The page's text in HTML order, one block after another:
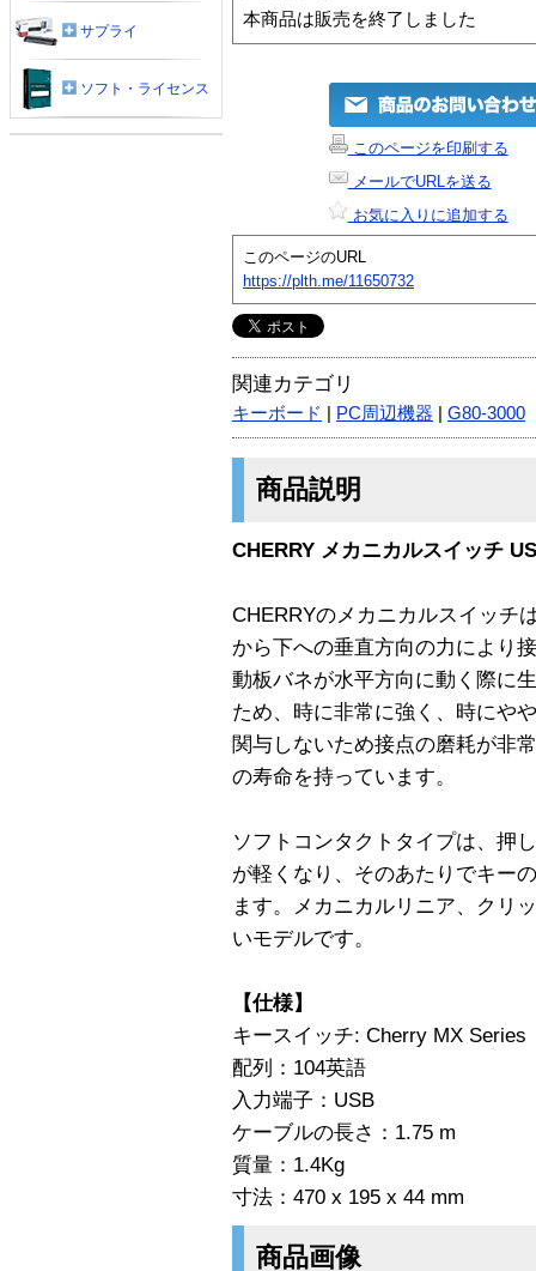
本商品は販売を終了しました
このページを印刷する
メールでURLを送る
お気に入りに追加する
このページのURL
https://plth.me/11650732
関連カテゴリ
キーボード PC周辺機器 G80-3000
商品説明
CHERRY メカニカルスイッチ
CHERRYのメカニカルスイッチ
から下への垂直方向の力により
動板バネが水平方向に動く際に
ため、時に非常に強く、時にや
関与しないため接点の磨耗が非
の寿命を持っています。
ソフトコンタクトタイプは、押
が軽くなり、そのあたりでキー
ます。メカニカルリニア、クリ
いモデルです。
【仕様】
キースイッチ: Cherry MX Series
配列：104英語
入力端子：USB
ケーブルの長さ：1.75 m
質量：1.4Kg
寸法：470 x 195 x 44 mm
商品画像
サプライ
ソフト・ライセンス